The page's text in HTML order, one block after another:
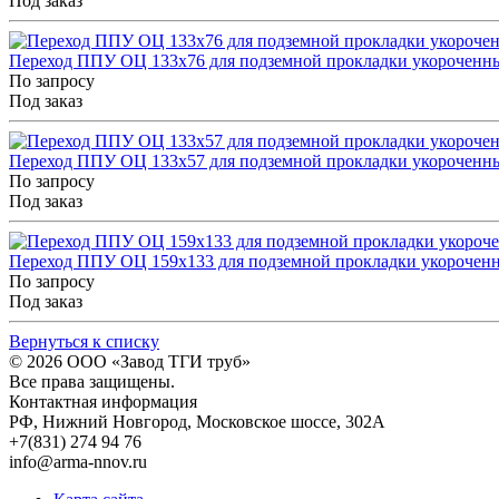
Переход ППУ ОЦ 133x76 для подземной прокладки
По запросу
Под заказ
Переход ППУ ОЦ 133x57 для подземной прокладки
По запросу
Под заказ
Переход ППУ ОЦ 159x133 для подземной прокладки
По запросу
Под заказ
Вернуться к списку
© 2026 ООО «Завод ТГИ труб»
Все права защищены.
Контактная информация
РФ, Нижний Новгород, Московское шоссе, 302А
+7(831) 274 94 76
info@arma-nnov.ru